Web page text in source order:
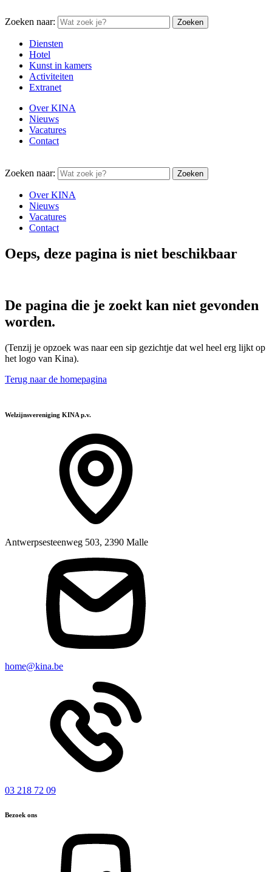
Zoeken naar:
Diensten
Hotel
Kunst in kamers
Activiteiten
Extranet
Over KINA
Nieuws
Vacatures
Contact
Zoeken naar:
Over KINA
Nieuws
Vacatures
Contact
Oeps, deze pagina is niet beschikbaar
De pagina die je zoekt kan niet gevonden
worden.
(Tenzij je opzoek was naar een sip gezichtje dat wel heel erg lijkt op
het logo van Kina).
Terug naar de homepagina
Welzijnsvereniging KINA p.v.
Antwerpsesteenweg 503, 2390 Malle
home@kina.be
03 218 72 09
Bezoek ons